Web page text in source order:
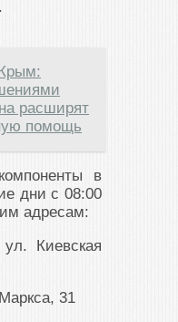
расширят
помощь
в
дни с 08:00
адресам:
Киевская
31